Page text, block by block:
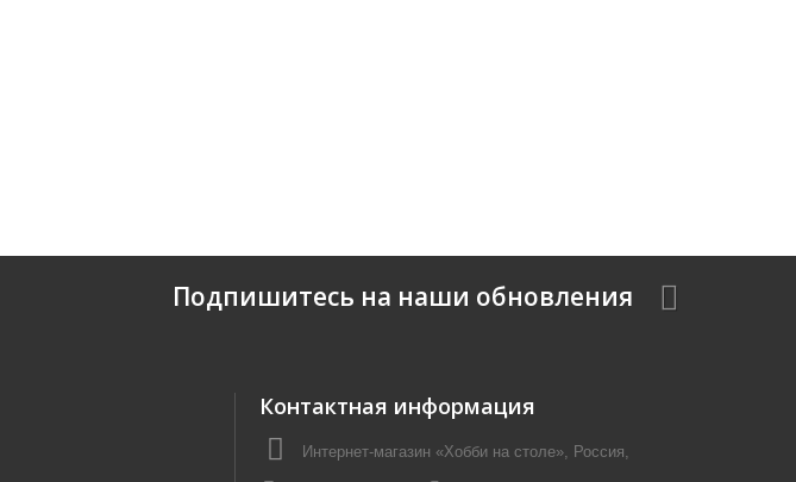
Подпишитесь на наши обновления
Контактная информация
Интернет-магазин «Хобби на столе», Россия,